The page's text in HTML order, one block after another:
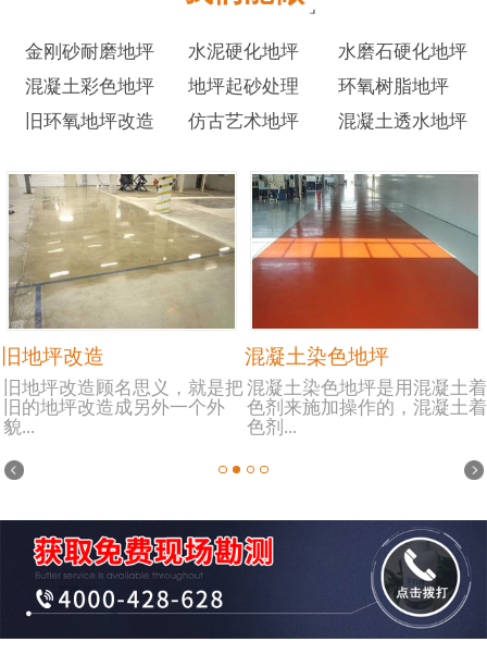
金刚砂耐磨地坪 水泥硬化地坪
水磨石硬化地坪
混凝土彩色地坪
地坪起砂处理
环氧树脂地坪
旧环氧地坪改造
仿古艺术地坪 混凝土透水地坪
旧地坪改造
旧地坪改造顾名思义，就是把
旧的地坪改造成另外一个外
貌...
混凝土染色地坪
混凝土染色地坪是用混凝土着
色剂来施加操作的，混凝土着
色剂...